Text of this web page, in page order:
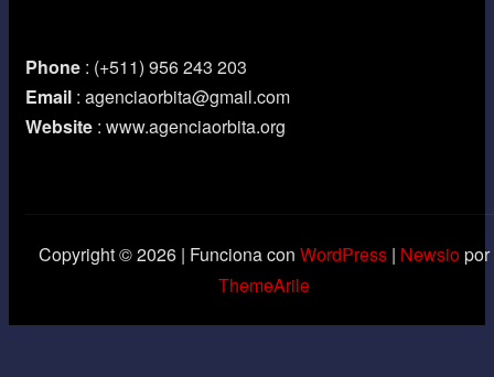
Phone : (+511) 956 243 203
Email : agenciaorbita@gmail.com
Website : www.agenciaorbita.org
Copyright © 2026 | Funciona con WordPress | Newsiopor
ThemeArile